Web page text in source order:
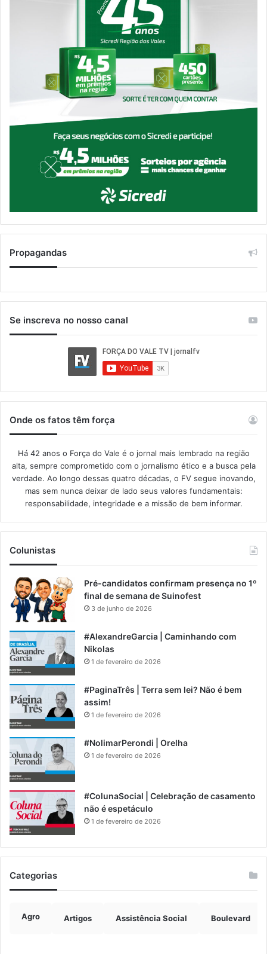
Propagandas
Se inscreva no nosso canal
Onde os fatos têm força
Há 42 anos o Força do Vale é o jornal mais lembrado na região
alta, sempre comprometido com o jornalismo ético e a busca pela
verdade. Ao longo dessas quatro décadas, o FV segue inovando,
mas sem nunca deixar de lado seus valores fundamentais:
responsabilidade, integridade e a missão de bem informar.​
Colunistas
Pré-candidatos confirmam presença no 1º
final de semana de Suinofest
3 de junho de 2026
#AlexandreGarcia | Caminhando com
Nikolas
1 de fevereiro de 2026
#PaginaTrês | Terra sem lei? Não é bem
assim!
1 de fevereiro de 2026
#NolimarPerondi | Orelha
1 de fevereiro de 2026
#ColunaSocial | Celebração de casamento
não é espetáculo
1 de fevereiro de 2026
Categorias
Agro Artigos Assistência Social Boulevard